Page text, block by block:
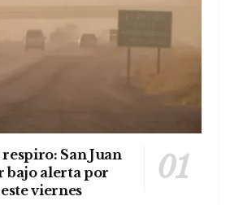
San Juan
bajo alerta por
viernes